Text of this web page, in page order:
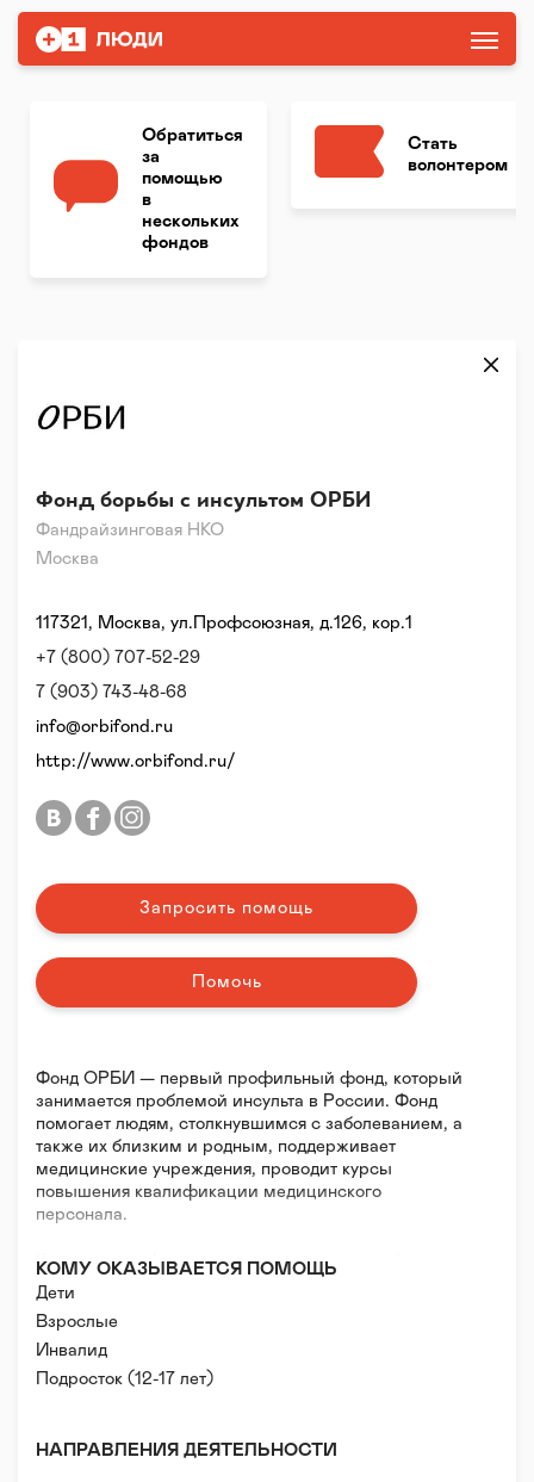
Обратиться
за
помощью
в
нескольких
фондов
Стать
волонтером
Фандрайзинговая НКО
Фонд борьбы с инсультом ОРБИ
Москва
Фонд ОРБИ — первый профильный фонд, который
занимается проблемой инсульта в России. Фонд
помогает людям, столкнувшимся с заболеванием, а
также их близким и родным, поддерживает
медицинские учреждения, проводит курсы
повышения квалификации медицинского
персонала.
Кроме этого, фонд привлекает внимание общества к
проблеме инсульта, рассказывает о причинах
инсульта, симптомах заболевания и важности
своевременной квалифицированной помощи в
случае их появления.
КОМУ ОКАЗЫВАЕТСЯ ПОМОЩЬ
Дети
Взрослые
Инвалид
Подросток (12-17 лет)
НАПРАВЛЕНИЯ ДЕЯТЕЛЬНОСТИ
117321, Москва, ул.Профсоюзная, д.126, кор.1
+7 (800) 707-52-29
7 (903) 743-48-68
info@orbifond.ru
http://www.orbifond.ru/
Запросить помощь
Помочь